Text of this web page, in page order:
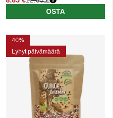
Normaali hinta
OSTA
40%
Lyhyt päivämäärä